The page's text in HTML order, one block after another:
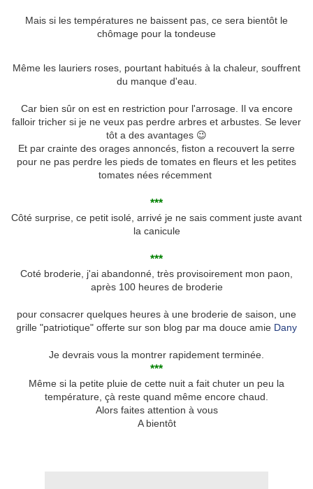
Mais si les températures ne baissent pas, ce sera bientôt le
chômage pour la tondeuse
Même les lauriers roses, pourtant habitués à la chaleur, souffrent
du manque d'eau.
Car bien sûr on est en restriction pour l'arrosage. Il va encore
falloir tricher si je ne veux pas perdre arbres et arbustes. Se lever
tôt a des avantages 😉
Et par crainte des orages annoncés, fiston a recouvert la serre
pour ne pas perdre les pieds de tomates en fleurs et les petites
tomates nées récemment
***
Côté surprise, ce petit isolé, arrivé je ne sais comment juste avant
la canicule
***
Coté broderie, j'ai abandonné, très provisoirement mon paon,
après 100 heures de broderie
pour consacrer quelques heures à une broderie de saison, une
grille "patriotique" offerte sur son blog par ma douce amie Dany
Je devrais vous la montrer rapidement terminée.
***
Même si la petite pluie de cette nuit a fait chuter un peu la
température, çà reste quand même encore chaud.
Alors faites attention à vous
A bientôt